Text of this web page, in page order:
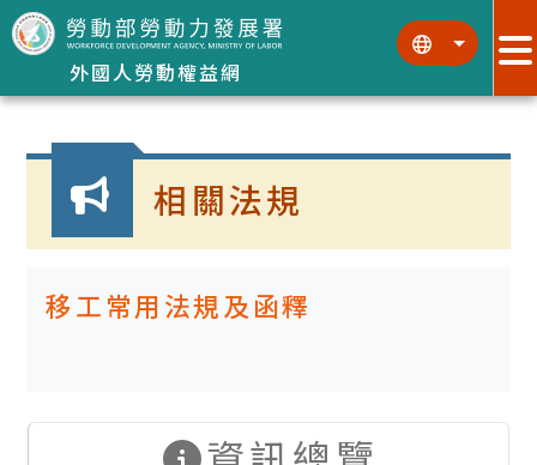
跳到主要內容區塊
外國人勞動權益網
::: :::
:::
相關法規
移工常用法規及函釋